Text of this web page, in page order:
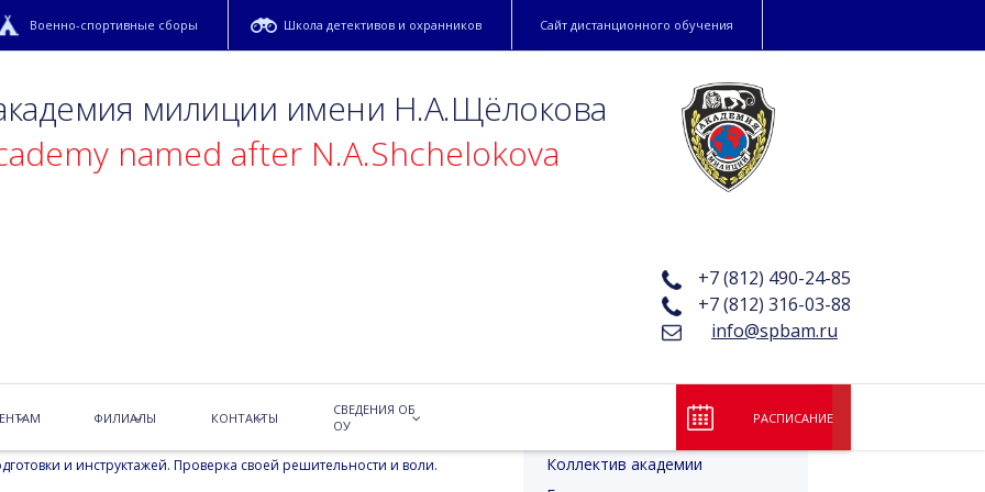
Военно-спортивные сборы Школа детективов и охранников Сайт дистанционного обучения
милиции имени Н.А.Щёлокова
named after N.A.Shchelokova
+7 (812) 490-24-85
+7 (812) 316-03-88
info@spbam.ru
ФИЛИАЛЫ КОНТАКТЫ
СВЕДЕНИЯ ОБ
ОУ
РАСПИСАНИЕ
полицейского колледжа совершили свой первый прыжок с
и инструктажей. Проверка своей решительности и воли.
Лицензия и аккредитация
Коллектив академии